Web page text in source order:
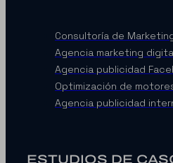
Consultoría de
Agencia marketing
Agencia publicidad
Optimización de
Agencia publicidad
ESTUDIOS DE